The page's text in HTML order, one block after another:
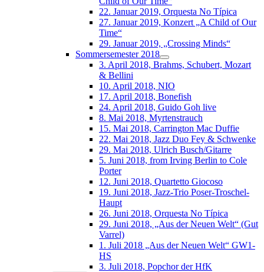
22. Januar 2019, Orquesta No Típica
27. Januar 2019, Konzert „A Child of Our
Time“
29. Januar 2019, „Crossing Minds“
Sommersemester 2018
3. April 2018, Brahms, Schubert, Mozart
& Bellini
10. April 2018, NIO
17. April 2018, Bonefish
24. April 2018, Guido Goh live
8. Mai 2018, Myrtenstrauch
15. Mai 2018, Carrington Mac Duffie
22. Mai 2018, Jazz Duo Fey & Schwenke
29. Mai 2018, Ulrich Busch/Gitarre
5. Juni 2018, from Irving Berlin to Cole
Porter
12. Juni 2018, Quartetto Giocoso
19. Juni 2018, Jazz-Trio Poser-Troschel-
Haupt
26. Juni 2018, Orquesta No Típica
29. Juni 2018, „Aus der Neuen Welt“ (Gut
Varrel)
1. Juli 2018 „Aus der Neuen Welt“ GW1-
HS
3. Juli 2018, Popchor der HfK